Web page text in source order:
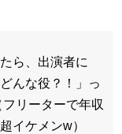
ら、出演者に
んな役？！」っ
リーターで年収
イケメンw）